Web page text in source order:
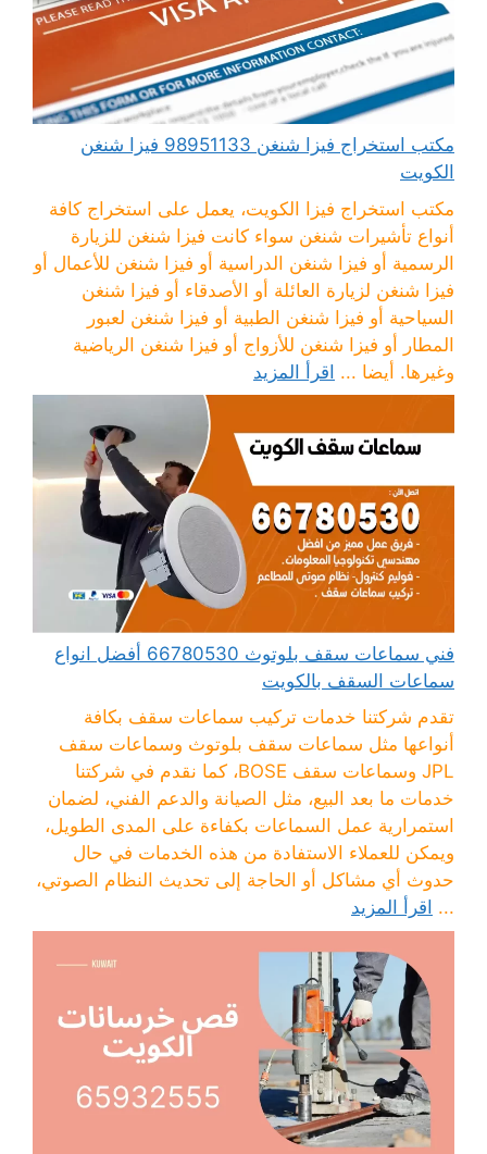
مكتب استخراج فيزا شنغن 98951133 فيزا شنغن
الكويت
مكتب استخراج فيزا الكويت، يعمل على استخراج كافة
أنواع تأشيرات شنغن سواء كانت فيزا شنغن للزيارة
الرسمية أو فيزا شنغن الدراسية أو فيزا شنغن للأعمال أو
فيزا شنغن لزيارة العائلة أو الأصدقاء أو فيزا شنغن
السياحية أو فيزا شنغن الطبية أو فيزا شنغن لعبور
المطار أو فيزا شنغن للأزواج أو فيزا شنغن الرياضية
وغيرها. أيضا ... اقرأ المزيد
فني سماعات سقف بلوتوث 66780530 أفضل انواع
سماعات السقف بالكويت
تقدم شركتنا خدمات تركيب سماعات سقف بكافة
أنواعها مثل سماعات سقف بلوتوث وسماعات سقف
JPL وسماعات سقف BOSE، كما نقدم في شركتنا
خدمات ما بعد البيع، مثل الصيانة والدعم الفني، لضمان
استمرارية عمل السماعات بكفاءة على المدى الطويل،
ويمكن للعملاء الاستفادة من هذه الخدمات في حال
حدوث أي مشاكل أو الحاجة إلى تحديث النظام الصوتي،
... اقرأ المزيد